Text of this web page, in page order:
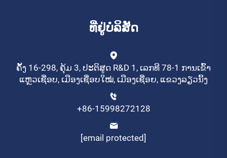
ທີ່ຢູ່ບໍລິສັດ
ຄັ້ງ 16-298, ຄຸ້ມ 3, ປະຕິສູດ R&D 1, ເລກທີ 78-1 ການເຂົ້າ
ແຫຼວເຊື່ອບ, ເມືອງເຊື່ອບໃໝ່, ເມືອງເຊື່ອຍ, ແຂວງລຽວນິ້ງ
+86-15998272128
[email protected]